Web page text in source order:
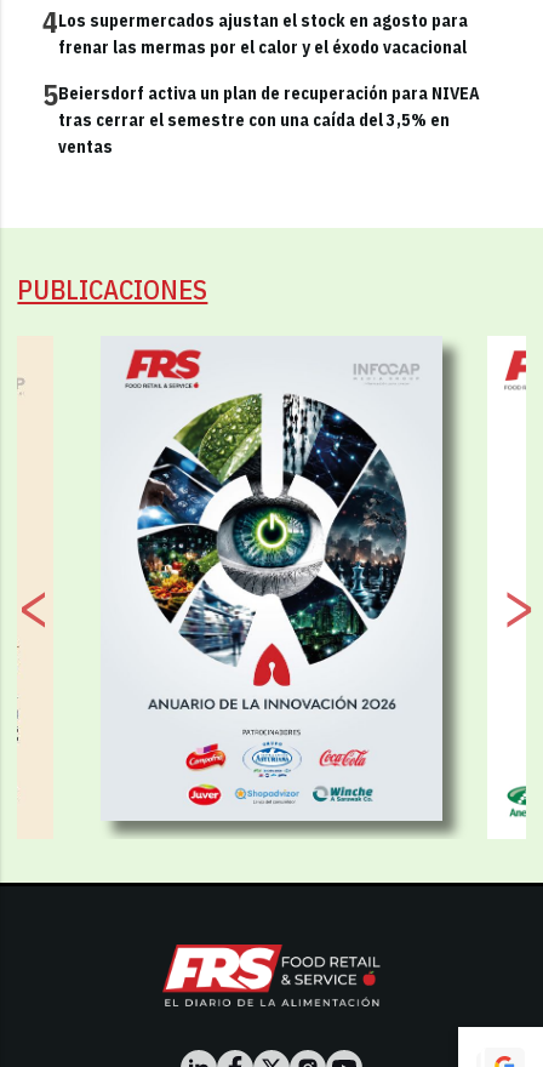
4Los supermercados ajustan el stock en agosto para
frenar las mermas por el calor y el éxodo vacacional
5Beiersdorf activa un plan de recuperación para NIVEA
tras cerrar el semestre con una caída del 3,5% en
ventas
PUBLICACIONES